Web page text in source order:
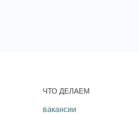
ЧТО ДЕЛАЕМ
вакансии